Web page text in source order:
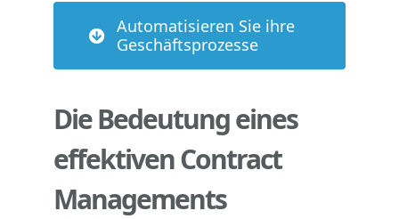
Automatisieren Sie ihre
Geschäftsprozesse
Die Bedeutung eines
effektiven Contract
Managements